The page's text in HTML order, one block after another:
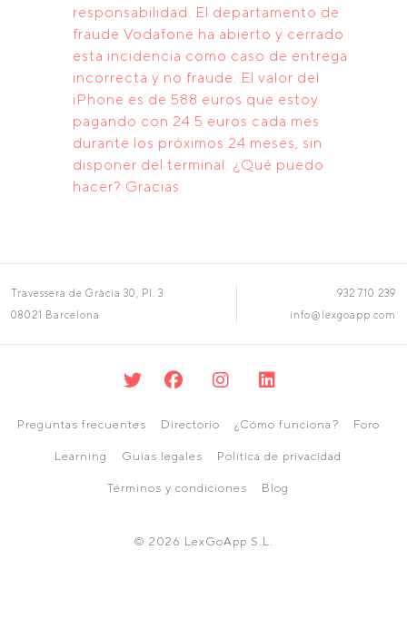
responsabilidad. El departamento de
fraude Vodafone ha abierto y cerrado
esta incidencia como caso de entrega
incorrecta y no fraude. El valor del
iPhone es de 588 euros que estoy
pagando con 24.5 euros cada mes
durante los próximos 24 meses, sin
disponer del terminal. ¿Qué puedo
hacer? Gracias
Travessera de Gràcia 30, Pl. 3
08021 Barcelona
932 710 239
info@lexgoapp.com
Preguntas frecuentes Directorio ¿Cómo funciona? Foro
Learning Guías legales Política de privacidad
Términos y condiciones Blog
© 2026 LexGoApp S.L.